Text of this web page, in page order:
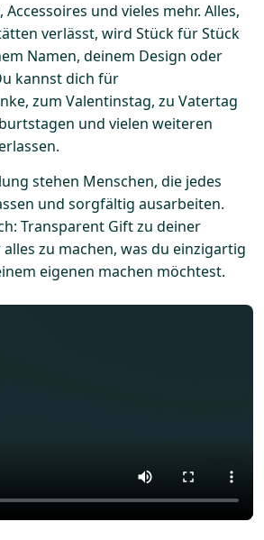
und vieles mehr. Alles,
verlässt, wird Stück für Stück
Namen, deinem Design oder
kannst dich für
zum Valentinstag, zu Vatertag
und vielen weiteren
stehen Menschen, die jedes
und sorgfältig ausarbeiten.
Transparent Gift zu deiner
zu machen, was du einzigartig
eigenen machen möchtest.